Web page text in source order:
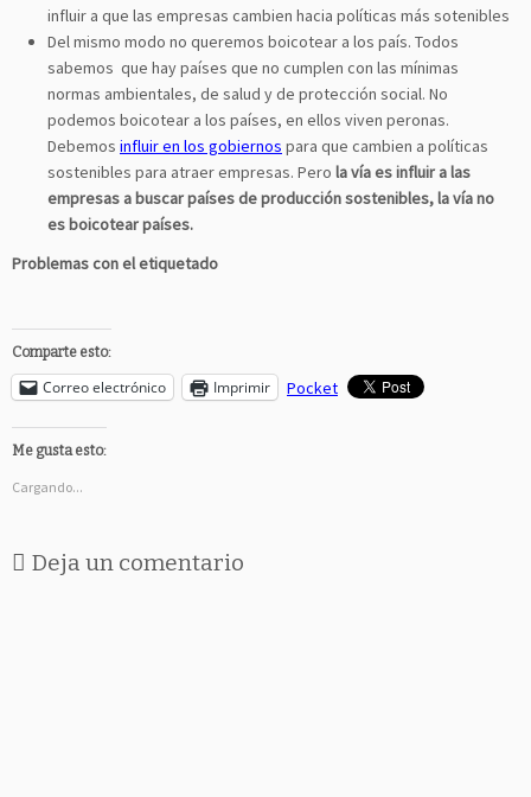
influir a que las empresas cambien hacia políticas más sotenibles
Del mismo modo no queremos boicotear a los país. Todos
sabemos que hay países que no cumplen con las mínimas
normas ambientales, de salud y de protección social. No
podemos boicotear a los países, en ellos viven peronas.
Debemos influir en los gobiernos para que cambien a políticas
sostenibles para atraer empresas. Pero la vía es influir a las
empresas a buscar países de producción sostenibles, la vía no
es boicotear países.
Problemas con el etiquetado
Comparte esto:
Correo electrónico Imprimir Pocket
Me gusta esto:
Cargando...
Deja un comentario